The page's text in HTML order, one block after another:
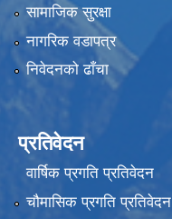
सामाजिक सुरक्षा
नागरिक वडापत्र
निवेदनको ढाँचा
प्रतिवेदन
वार्षिक प्रगति प्रतिवेदन
चौमासिक प्रगति प्रतिवेदन